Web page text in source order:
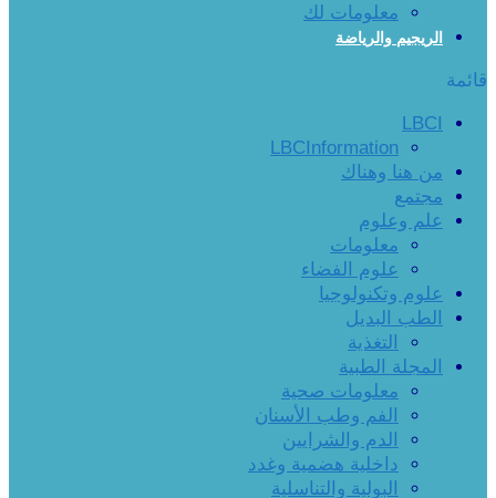
معلومات لك
الريجيم والرياضة
قائمة
LBCI
LBCInformation
من هنا وهناك
مجتمع
علم وعلوم
معلومات
علوم الفضاء
علوم وتكنولوجيا
الطب البديل
التغذية
المجلة الطبية
معلومات صحية
الفم وطب الأسنان
الدم والشرايين
داخلية هضمية وغدد
البولية والتناسلية